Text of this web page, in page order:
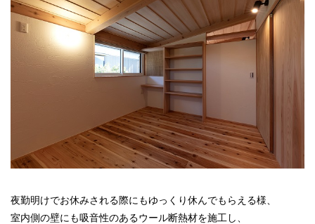
夜勤明けでお休みされる際にもゆっくり休んでもらえる様、
室内側の壁にも吸音性のあるウール断熱材を施工し、